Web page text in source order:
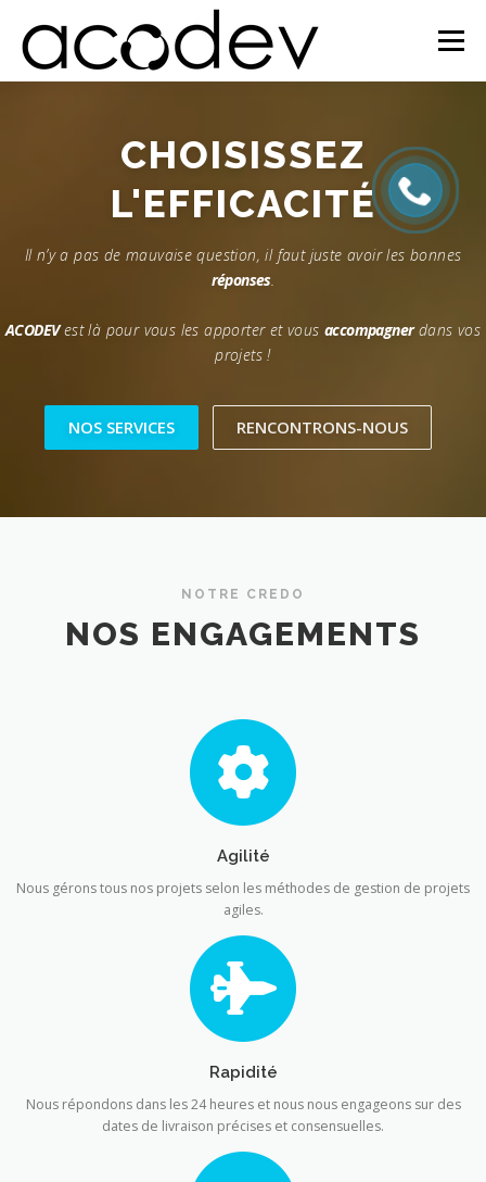
contenu
Menu
NEWS CONTACT
CHOISISSEZ
L'EFFICACITÉ
Il n’y a pas de mauvaise question, il faut juste avoir les bonnes
réponses.
ACODEVest là pour vous les apporter et vous accompagnerdans vos
projets !
NOS SERVICES RENCONTRONS-NOUS
NOTRE CREDO
NOS ENGAGEMENTS
Agilité
Nous gérons tous nos projets selon les méthodes de gestion de projets
agiles.
Rapidité
Nous répondons dans les 24 heures et nous nous engageons sur des
dates de livraison précises et consensuelles.